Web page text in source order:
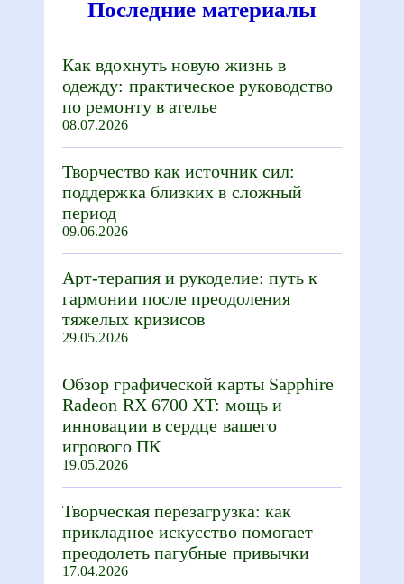
Последние материалы
Как вдохнуть новую жизнь в
одежду: практическое руководство
по ремонту в ателье
08.07.2026
Творчество как источник сил:
поддержка близких в сложный
период
09.06.2026
Арт-терапия и рукоделие: путь к
гармонии после преодоления
тяжелых кризисов
29.05.2026
Обзор графической карты Sapphire
Radeon RX 6700 XT: мощь и
инновации в сердце вашего
игрового ПК
19.05.2026
Творческая перезагрузка: как
прикладное искусство помогает
преодолеть пагубные привычки
17.04.2026